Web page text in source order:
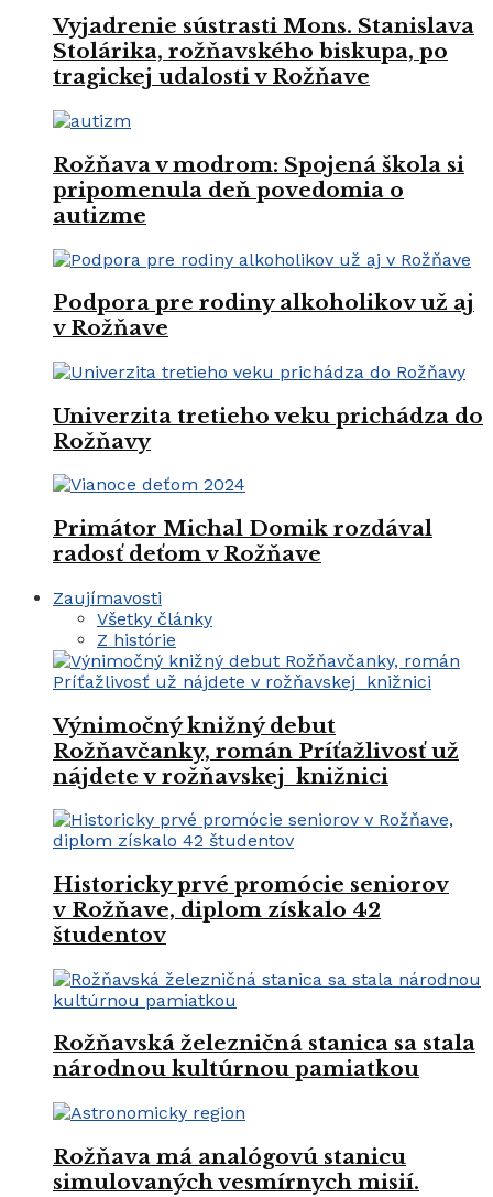
Vyjadrenie sústrasti Mons. Stanislava
Stolárika, rožňavského biskupa, po
tragickej udalosti v Rožňave
Rožňava v modrom: Spojená škola si
pripomenula deň povedomia o
autizme
Podpora pre rodiny alkoholikov už aj
v Rožňave
Univerzita tretieho veku prichádza do
Rožňavy
Primátor Michal Domik rozdával
radosť deťom v Rožňave
Zaujímavosti
Všetky články
Z histórie
Výnimočný knižný debut
Rožňavčanky, román Príťažlivosť už
nájdete v rožňavskej knižnici
Historicky prvé promócie seniorov
v Rožňave, diplom získalo 42
študentov
Rožňavská železničná stanica sa stala
národnou kultúrnou pamiatkou
Rožňava má analógovú stanicu
simulovaných vesmírnych misií.